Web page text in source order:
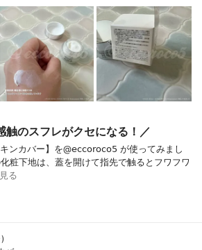
触のスフレがクセになる！／
ンカバー】を@𝖾𝖼𝖼𝗈𝗋𝗈𝖼𝗈𝟧 が使ってみまし
粧下地は、蓋を開けて指先で触るとフワフワ
る